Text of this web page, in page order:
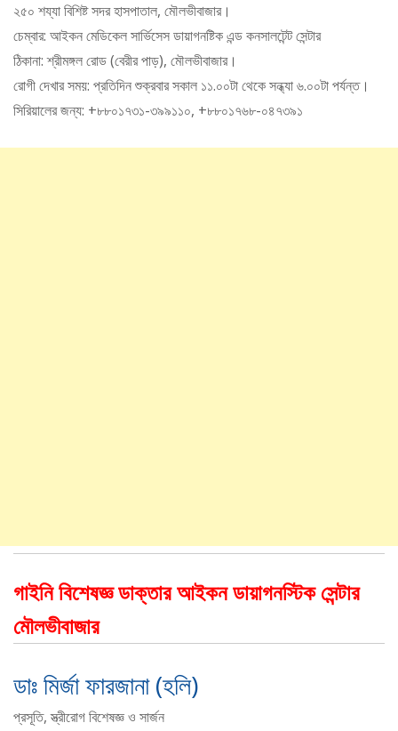
২৫০ শয্যা বিশিষ্ট সদর হাসপাতাল, মৌলভীবাজার।
চেম্বার: আইকন মেডিকেল সার্ভিসেস ডায়াগনষ্টিক এন্ড কনসালটেন্ট সেন্টার
ঠিকানা: শ্রীমঙ্গল রোড (বেরীর পাড়), মৌলভীবাজার।
রোগী দেখার সময়: প্রতিদিন শুক্রবার সকাল ১১.০০টা থেকে সন্ধ্যা ৬.০০টা পর্যন্ত।
সিরিয়ালের জন্য: +৮৮০১৭৩১-৩৯৯১১০, +৮৮০১৭৬৮-০৪৭৩৯১
গাইনি বিশেষজ্ঞ ডাক্তার আইকন ডায়াগনস্টিক সেন্টার
মৌলভীবাজার
ডাঃ মির্জা ফারজানা (হলি)
প্রসূতি, স্ত্রীরোগ বিশেষজ্ঞ ও সার্জন